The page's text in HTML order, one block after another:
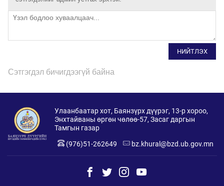
НИЙТЛЭХ
Сэтгэгдэл бичигдээгүй байна
Улаанбаатар хот, Баянзүрх дүүрэг, 13-р хороо,
Энхтайваны өргөн чөлөө-57, Засаг даргын
Тамгын газар
(976)51-262649
bz.khural@bzd.ub.gov.mn